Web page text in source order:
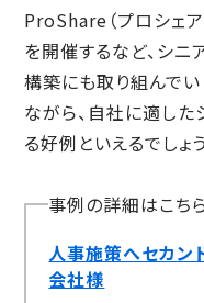
ProShare（プロシェ
を開催するなど、シ
構築にも取り組んで
ながら、自社に適し
る好例といえるでしょう
事例の詳細はこち
人事施策へセカン
会社様